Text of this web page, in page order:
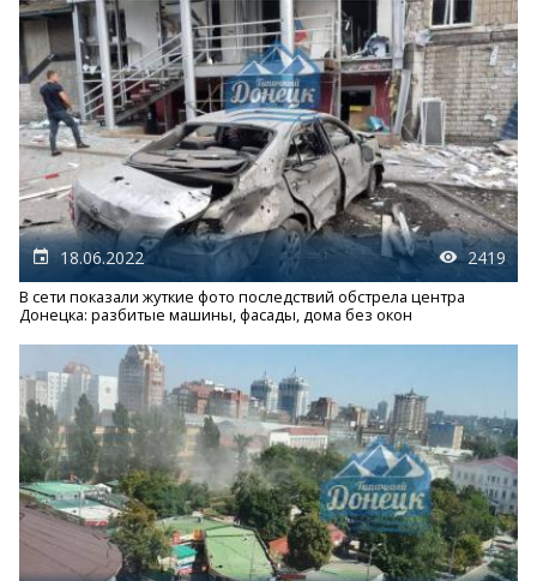
18.06.2022 2419
В сети показали жуткие фото последствий обстрела центра
Донецка: разбитые машины, фасады, дома без окон